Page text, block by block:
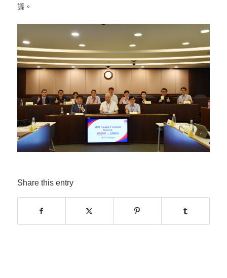
議。
Share this entry